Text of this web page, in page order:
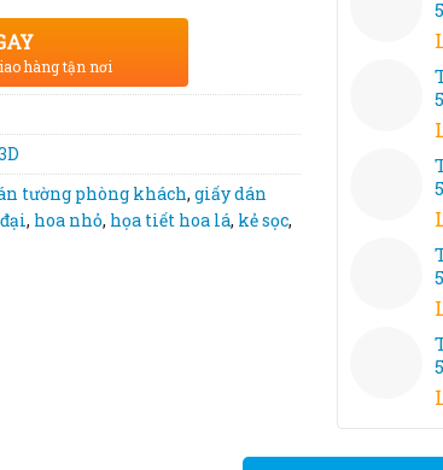
hàng tận nơi
tường phòng khách, giấy dán
, hoa nhỏ, họa tiết hoa lá, kẻ sọc,